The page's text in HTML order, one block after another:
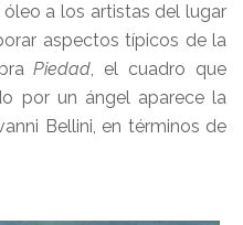
a los artistas del lugar
aspectos típicos de la
Piedad, el cuadro que
por un ángel aparece la
Bellini, en términos de